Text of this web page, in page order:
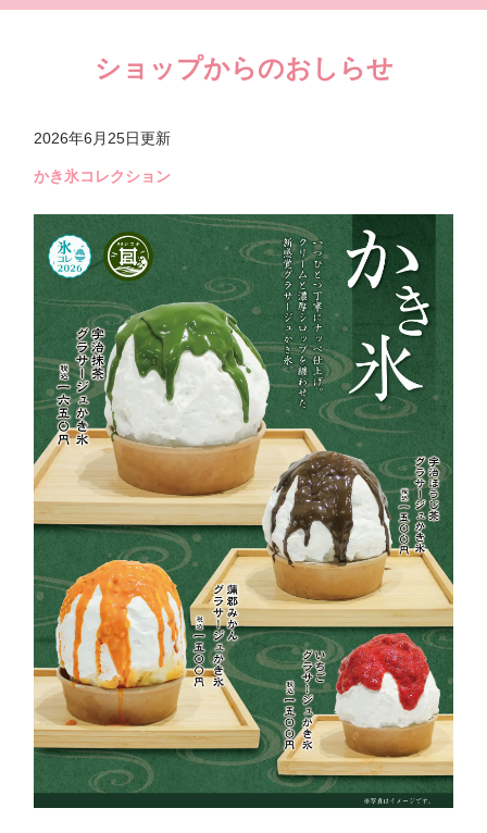
ショップからのおしらせ
2026年6月25日更新
かき氷コレクション